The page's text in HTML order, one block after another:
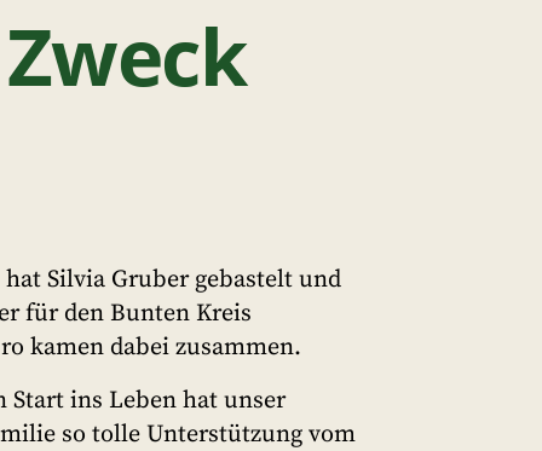
Silvia Gruber gebastelt und
für den Bunten Kreis
kamen dabei zusammen.
Start ins Leben hat unser
so tolle Unterstützung vom